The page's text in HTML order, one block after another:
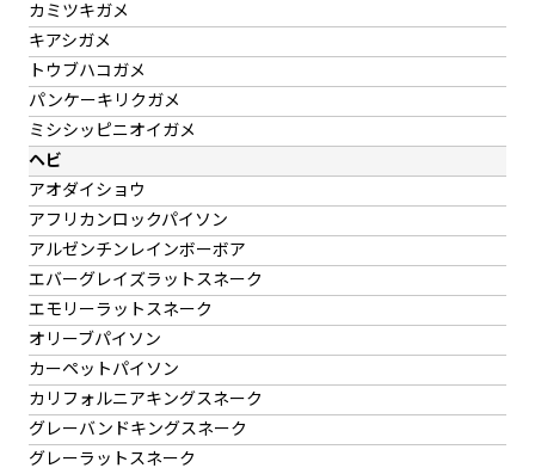
カミツキガメ
キアシガメ
トウブハコガメ
パンケーキリクガメ
ミシシッピニオイガメ
ヘビ
アオダイショウ
アフリカンロックパイソン
アルゼンチンレインボーボア
エバーグレイズラットスネーク
エモリーラットスネーク
オリーブパイソン
カーペットパイソン
カリフォルニアキングスネーク
グレーバンドキングスネーク
グレーラットスネーク